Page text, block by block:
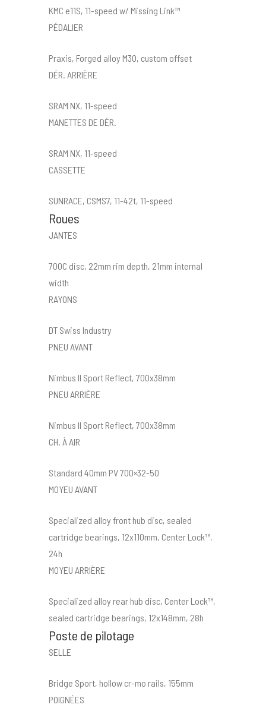
KMC e11S, 11-speed w/ Missing Link™
PÉDALIER
Praxis, Forged alloy M30, custom offset
DÉR. ARRIÈRE
SRAM NX, 11-speed
MANETTES DE DÉR.
SRAM NX, 11-speed
CASSETTE
SUNRACE, CSMS7, 11-42t, 11-speed
Roues
JANTES
700C disc, 22mm rim depth, 21mm internal
width
RAYONS
DT Swiss Industry
PNEU AVANT
Nimbus II Sport Reflect, 700x38mm
PNEU ARRIÈRE
Nimbus II Sport Reflect, 700x38mm
CH. À AIR
Standard 40mm PV 700×32-50
MOYEU AVANT
Specialized alloy front hub disc, sealed
cartridge bearings, 12x110mm, Center Lock™,
24h
MOYEU ARRIÈRE
Specialized alloy rear hub disc, Center Lock™,
sealed cartridge bearings, 12x148mm, 28h
Poste de pilotage
SELLE
Bridge Sport, hollow cr-mo rails, 155mm
POIGNÉES